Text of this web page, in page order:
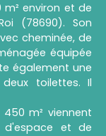
m² environ et de
(78690). Son
cheminée, de
équipée
également une
toilettes. Il
m² viennent
d'espace et de